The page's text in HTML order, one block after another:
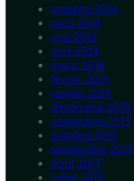
octobre 2014
août 2014
mai 2014
avril 2014
mars 2014
février 2014
janvier 2014
décembre 2013
novembre 2013
octobre 2013
septembre 2013
août 2013
juillet 2013